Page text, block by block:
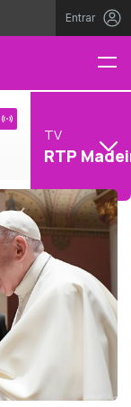
Entrar
TV
RTP